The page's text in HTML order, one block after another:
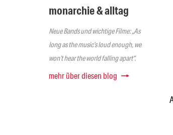
monarchie & alltag
Neue Bands und wichtige Filme: „As
long as the music’s loud enough, we
won’t hear the world falling apart“.
mehr über diesen blog